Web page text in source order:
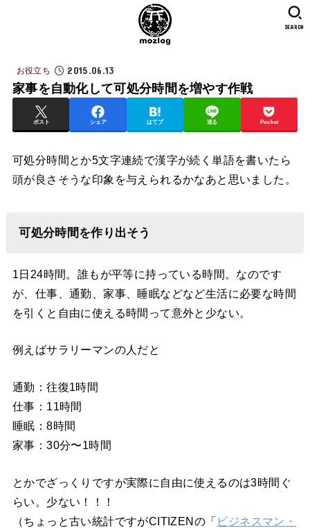
SEARCH
お役立ち 2015.06.13
家事を自動化して可処分時間を増やす作戦
ポスト シェア はてブ 送る Pocket
可処分時間とか5文字連続で漢字が続く単語を書いたら
頭が良さそうな印象を与えられるかなあと思いました。
可処分時間を作り出そう
1日24時間。誰もが平等に持っている時間。なのです
が、仕事、通勤、家事、睡眠などなど生活に必要な時間
を引くと自由に使える時間って意外と少ない。
例えばサラリーマンの人だと
通勤：往復1時間
仕事：11時間
睡眠：8時間
家事：30分〜1時間
とかでざっくりですが実際に自由に使えるのは3時間ぐ
らい。少ない！！！
（ちょっと古い統計ですがCITIZENの「 ビジネスマン・